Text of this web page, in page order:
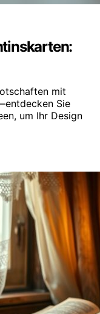
mit
Sie
um Ihr Design